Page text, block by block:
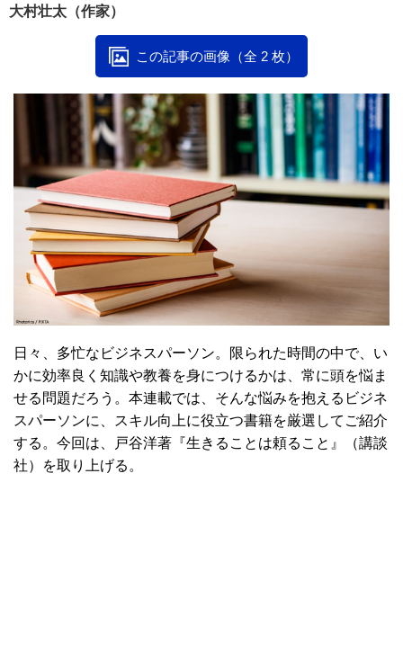
大村壮太（作家）
この記事の画像（全 2 枚）
日々、多忙なビジネスパーソン。限られた時間の中で、い
かに効率良く知識や教養を身につけるかは、常に頭を悩ま
せる問題だろう。本連載では、そんな悩みを抱えるビジネ
スパーソンに、スキル向上に役立つ書籍を厳選してご紹介
する。今回は、戸谷洋著『生きることは頼ること』（講談
社）を取り上げる。